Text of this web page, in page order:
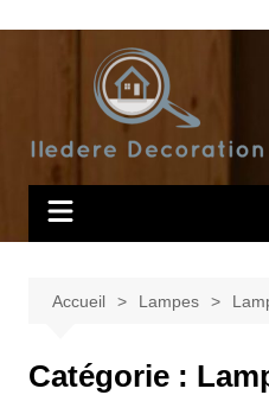
Accueil Lampes
Catégorie :